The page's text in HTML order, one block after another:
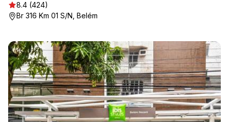
8.4 (424)
Br 316 Km 01 S/N, Belém